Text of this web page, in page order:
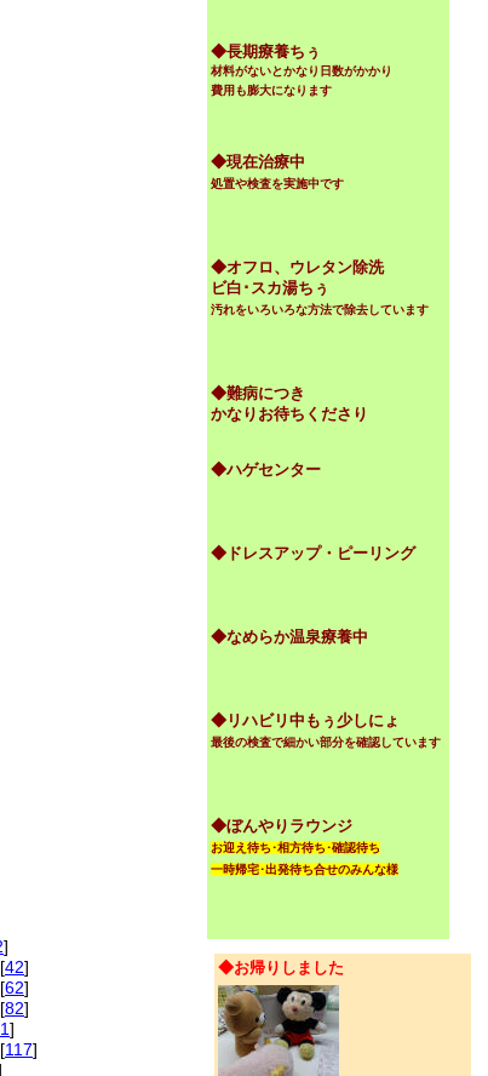
]
42]
62]
82]
]
117]
◆長期療養ちぅ
材料がないとかなり日数がかかり
費用も膨大になります
◆現在治療中
処置や検査を実施中です
◆オフロ、ウレタン除洗
ビ白･スカ湯ちぅ
汚れをいろいろな方法で除去しています
◆難病につき
かなりお待ちくださり
◆ハゲセンター
◆ドレスアップ・ピーリング
◆なめらか温泉療養中
◆リハビリ中もぅ少しにょ
最後の検査で細かい部分を確認しています
◆ぼんやりラウンジ
お迎え待ち･相方待ち･確認待ち
一時帰宅･出発待ち合せのみんな様
◆お帰りしました